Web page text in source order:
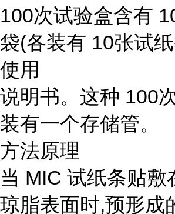
100次试验盒含有
袋(各装有 10张试
使用
说明书。这种 100
装有一个存储管。
方法原理
当 MIC 试纸条贴敷
琼脂表面时,预形成